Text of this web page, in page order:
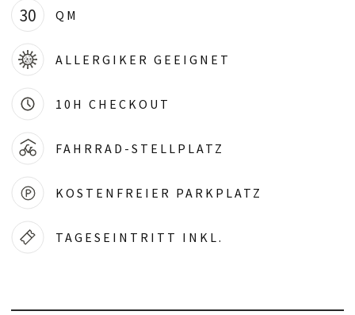
30 QM
ALLERGIKER GEEIGNET
10H CHECKOUT
FAHRRAD-STELLPLATZ
KOSTENFREIER PARKPLATZ
TAGESEINTRITT INKL.